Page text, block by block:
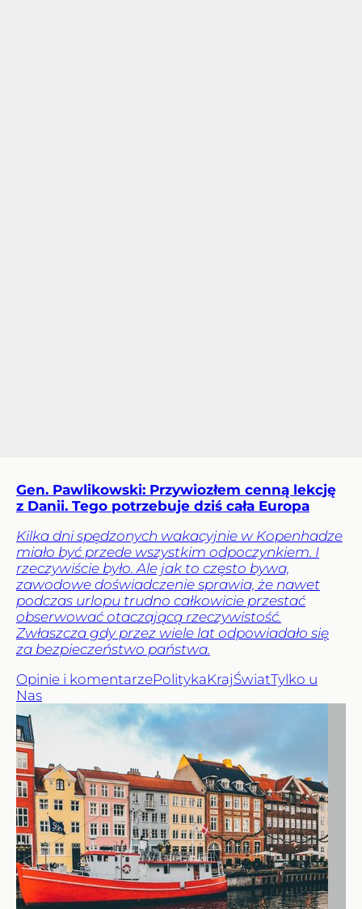
Gen. Pawlikowski: Przywiozłem cenną lekcję
z Danii. Tego potrzebuje dziś cała Europa
Kilka dni spędzonych wakacyjnie w Kopenhadze
miało być przede wszystkim odpoczynkiem. I
rzeczywiście było. Ale jak to często bywa,
zawodowe doświadczenie sprawia, że nawet
podczas urlopu trudno całkowicie przestać
obserwować otaczającą rzeczywistość.
Zwłaszcza gdy przez wiele lat odpowiadało się
za bezpieczeństwo państwa.
Opinie i komentarzePolitykaKrajŚwiatTylko u
Nas